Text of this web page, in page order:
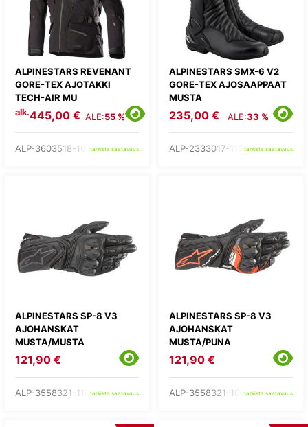
ALPINESTARS REVENANT
GORE-TEX AJOTAKKI
TECH-AIR MU
alk.445,00 € ALE:55 %
ALP-3603518-10- tarkista saatavuus
ALPINESTARS SMX-6 V2
GORE-TEX AJOSAAPPAAT
MUSTA
235,00 € ALE:33 %
ALP-2333017-1100-tarkista saatavuus
ALPINESTARS SP-8 V3
AJOHANSKAT
MUSTA/MUSTA
121,90 €
ALP-3558321-1100-tarkista saatavuus
ALPINESTARS SP-8 V3
AJOHANSKAT
MUSTA/PUNA
121,90 €
ALP-3558321-1030-tarkista saatavuus